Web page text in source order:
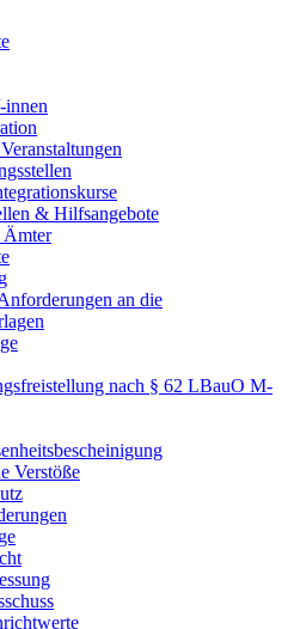
innen
& Hilfsangebote
Ämter
an die
nach § 62 LBauO M-
Verstöße